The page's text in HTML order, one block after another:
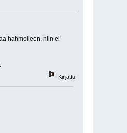
hahmolleen, niin ei
Kirjattu